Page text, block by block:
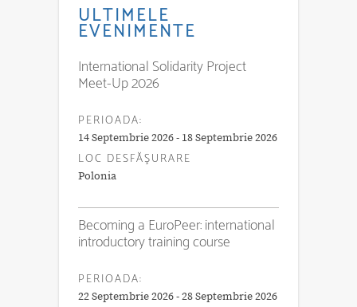
ULTIMELE
EVENIMENTE
International Solidarity Project
Meet-Up 2026
PERIOADA:
14 Septembrie 2026 - 18 Septembrie 2026
LOC DESFĂŞURARE
Polonia
Becoming a EuroPeer: international
introductory training course
PERIOADA:
22 Septembrie 2026 - 28 Septembrie 2026